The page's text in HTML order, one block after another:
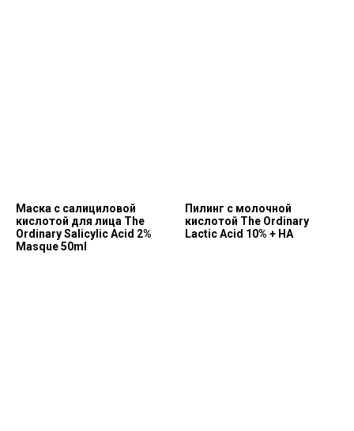
Маска с салициловой
кислотой для лица The
Ordinary Salicylic Acid 2%
Masque 50ml
Пилинг с молочной
кислотой The Ordinary
Lactic Acid 10% + HA